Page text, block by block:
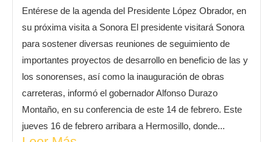
Entérese de la agenda del Presidente López Obrador, en
su próxima visita a Sonora El presidente visitará Sonora
para sostener diversas reuniones de seguimiento de
importantes proyectos de desarrollo en beneficio de las y
los sonorenses, así como la inauguración de obras
carreteras, informó el gobernador Alfonso Durazo
Montaño, en su conferencia de este 14 de febrero. Este
jueves 16 de febrero arribara a Hermosillo, donde...